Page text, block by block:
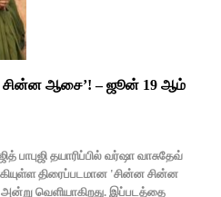
சின்ன ஆசை’! – ஜூன் 19 ஆம்
பாபுஜி தயாரிப்பில் வர்ஷா வாசுதேவ்
திரைப்படமான 'சின்ன சின்ன
வெளியாகிறது. இப்படத்தை